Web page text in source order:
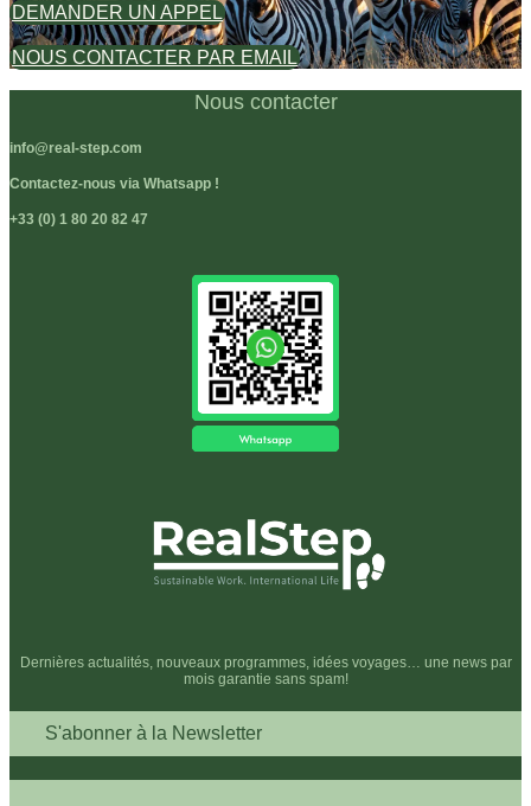
DEMANDER UN APPEL
NOUS CONTACTER PAR EMAIL
Nous contacter
info@real-step.com
Contactez-nous via Whatsapp !
+33 (0) 1 80 20 82 47
Dernières actualités, nouveaux programmes, idées voyages… une news par
mois garantie sans spam!
S'abonner à la Newsletter